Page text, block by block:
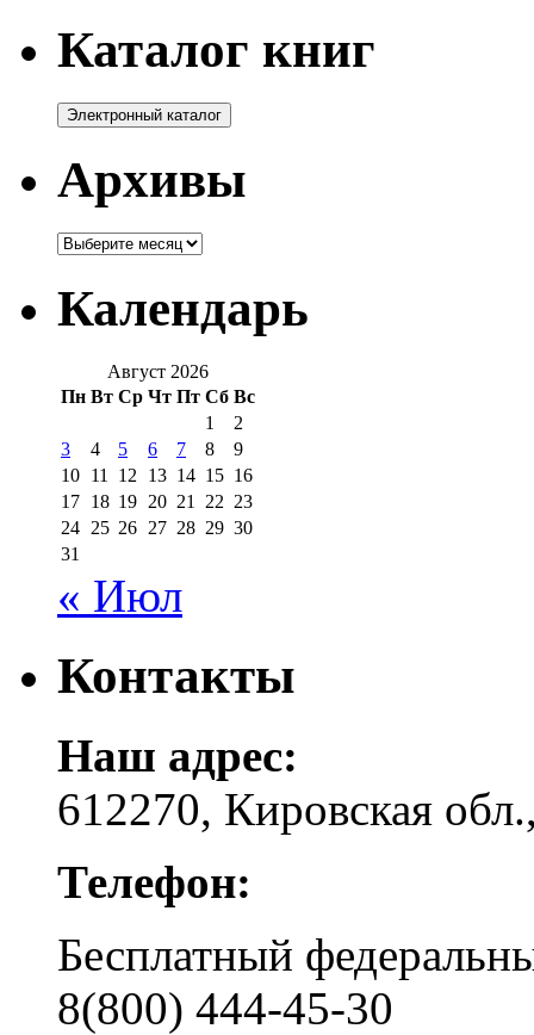
Каталог книг
Архивы
Архивы
Календарь
Август 2026
Пн Вт Ср Чт Пт Сб Вс
1
2
3
4 5 6 7 8
9
10 11 12 13 14 15 16
17 18 19 20 21 22 23
24 25 26 27 28 29 30
31
« Июл
Контакты
Наш адрес:
612270, Кировская
Телефон:
Бесплатный
8(800) 444-45-30